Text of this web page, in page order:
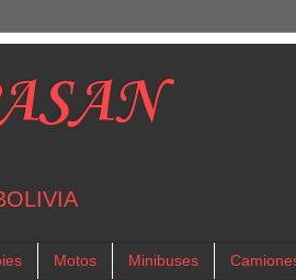
Motos Minibuses